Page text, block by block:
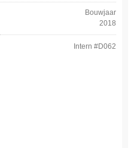
Bouwjaar
2018
Intern #D062